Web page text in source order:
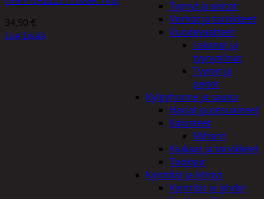
Tyynyt ja peitot
Verhot ja tarvikkeet
Vuodevaatteet
Lakanat ja
tyynynlinat
Tyynyt ja
peitot
Kylpyhuone ja sauna
Harjat ja pesuaineet
Kalusteet
Mittarit
Kiukaat ja tarvikkeet
Tuoksut
Kynttilät ja lyhdyt
Kynttilät ja lyhdyt
34,90 €
Lue Lisää